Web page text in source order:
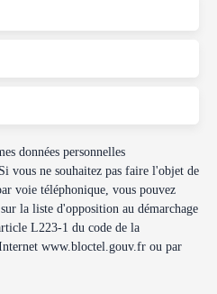
données personnelles
vous ne souhaitez pas faire l'objet de
voie téléphonique, vous pouvez
la liste d'opposition au démarchage
L223-1 du code de la
www.bloctel.gouv.fr ou par